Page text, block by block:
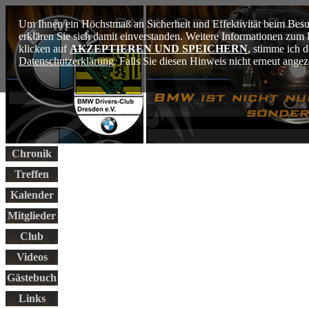
Um Ihnen ein Höchstmaß an Sicherheit und Effektivität beim
erklären Sie sich damit einverstanden. Weitere Informationen
klicken auf AKZEPTIEREN UND SPEICHERN, stimme ich
Datenschutzerklärung. Falls Sie diesen Hinweis nicht erneut
Chronik
Treffen
Kalender
Mitglieder
Club
Videos
Gästebuch
Links